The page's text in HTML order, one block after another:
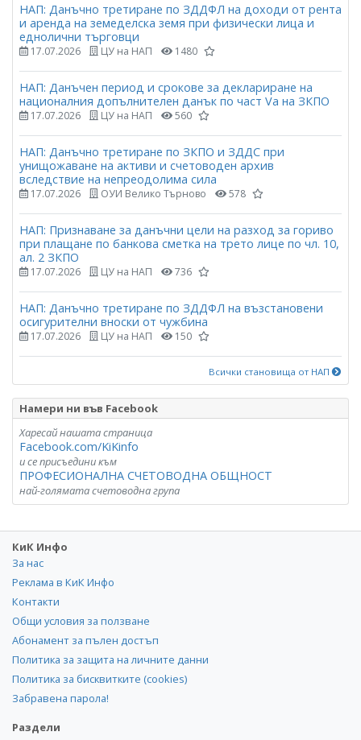
НАП: Данъчно третиране по ЗДДФЛ на доходи от рента
и аренда на земеделска земя при физически лица и
еднолични търговци
17.07.2026 ЦУ на НАП 1480
НАП: Данъчен период и срокове за деклариране на
националния допълнителен данък по част Vа на ЗКПО
17.07.2026 ЦУ на НАП 560
НАП: Данъчно третиране по ЗКПО и ЗДДС при
унищожаване на активи и счетоводен архив
вследствие на непреодолима сила
17.07.2026 ОУИ Велико Търново 578
НАП: Признаване за данъчни цели на разход за гориво
при плащане по банкова сметка на трето лице по чл. 10,
ал. 2 ЗКПО
17.07.2026 ЦУ на НАП 736
НАП: Данъчно третиране по ЗДДФЛ на възстановени
осигурителни вноски от чужбина
17.07.2026 ЦУ на НАП 150
Всички становища от НАП
Намери ни във Facebook
Харесай нашата страница
Facebook.com/KiKinfo
и се присъедини към
ПРОФЕСИОНАЛНА СЧЕТОВОДНА ОБЩНОСТ
най-голямата счетоводна група
КиК Инфо
За нас
Реклама в КиК Инфо
Контакти
Общи условия за ползване
Абонамент за пълен достъп
Политика за защита на личните данни
Политика за бисквитките (cookies)
Забравена парола!
Раздели